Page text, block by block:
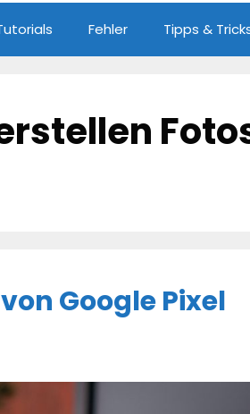
Fehler Tipps &
Google Pixel